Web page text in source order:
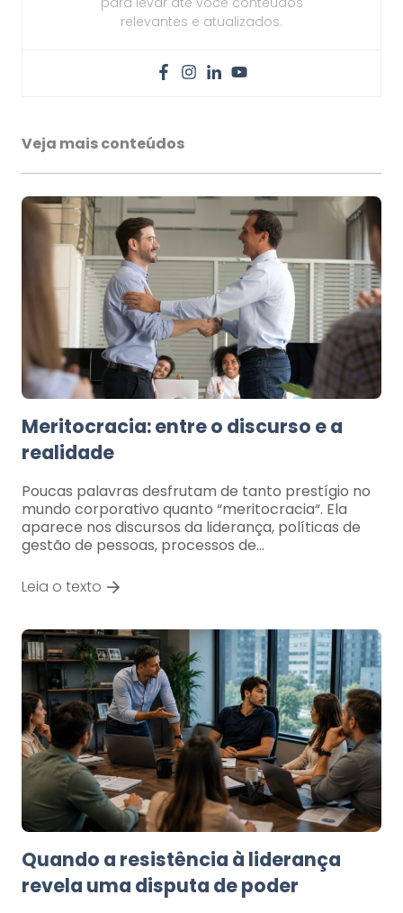
relevantes e atualizados.
Veja mais conteúdos
Meritocracia: entre o discurso e a
realidade
Poucas palavras desfrutam de tanto prestígio no
mundo corporativo quanto “meritocracia“. Ela
aparece nos discursos da liderança, políticas de
gestão de pessoas, processos de…
Leia o texto
Quando a resistência à liderança
revela uma disputa de poder